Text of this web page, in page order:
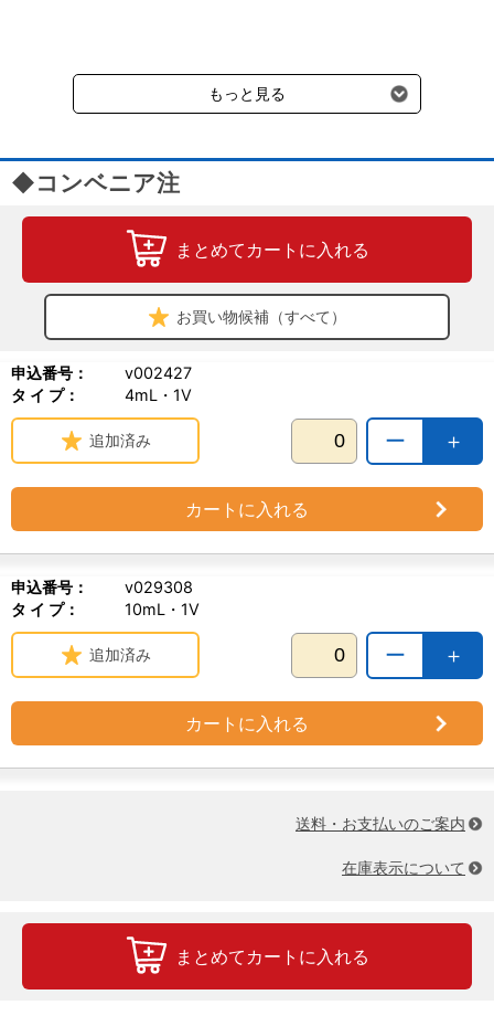
受けます。
もっと見る
◆コンベニア注
まとめてカートに入れる
お買い物候補（すべて）
申込番号：
v002427
タ イ プ：
4mL・1V
＋
ー
追加済み
カートに入れる
申込番号：
v029308
タ イ プ：
10mL・1V
＋
ー
追加済み
カートに入れる
送料・お支払いのご案内
在庫表示について
まとめてカートに入れる